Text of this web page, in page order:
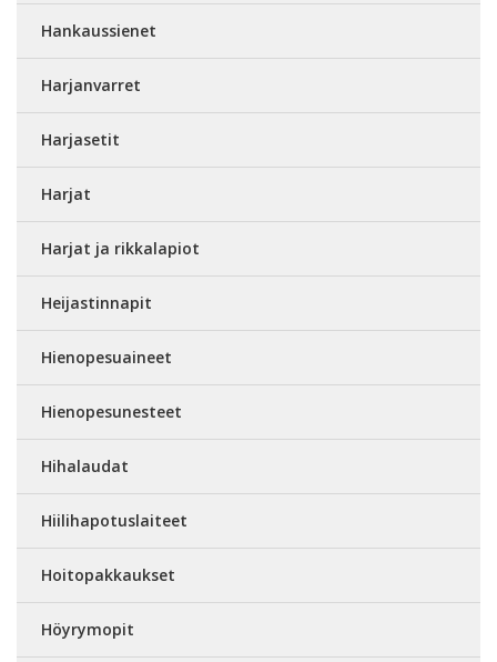
Hankaussienet
Harjanvarret
Harjasetit
Harjat
Harjat ja rikkalapiot
Heijastinnapit
Hienopesuaineet
Hienopesunesteet
Hihalaudat
Hiilihapotuslaiteet
Hoitopakkaukset
Höyrymopit